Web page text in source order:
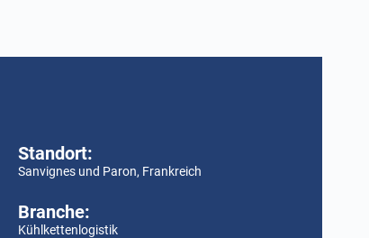
Standort:
Sanvignes und Paron, Frankreich
Branche:
Kühlkettenlogistik